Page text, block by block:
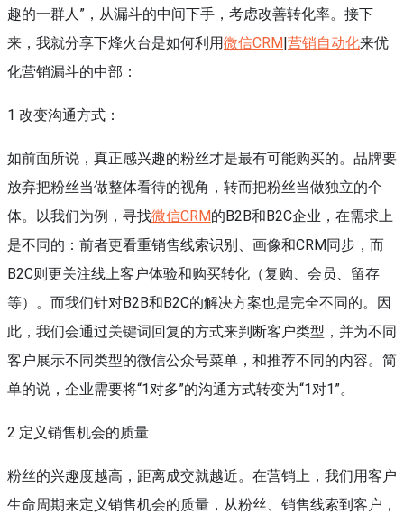
趣的一群人”，从漏斗的中间下手，考虑改善转化率。接下
来，我就分享下烽火台是如何利用微信CRM|营销自动化来优
化营销漏斗的中部：
1 改变沟通方式：
如前面所说，真正感兴趣的粉丝才是最有可能购买的。品牌要
放弃把粉丝当做整体看待的视角，转而把粉丝当做独立的个
体。以我们为例，寻找微信CRM的B2B和B2C企业，在需求上
是不同的：前者更看重销售线索识别、画像和CRM同步，而
B2C则更关注线上客户体验和购买转化（复购、会员、留存
等）。而我们针对B2B和B2C的解决方案也是完全不同的。因
此，我们会通过关键词回复的方式来判断客户类型，并为不同
客户展示不同类型的微信公众号菜单，和推荐不同的内容。简
单的说，企业需要将“1对多”的沟通方式转变为“1对1”。
2 定义销售机会的质量
粉丝的兴趣度越高，距离成交就越近。在营销上，我们用客户
生命周期来定义销售机会的质量，从粉丝、销售线索到客户，